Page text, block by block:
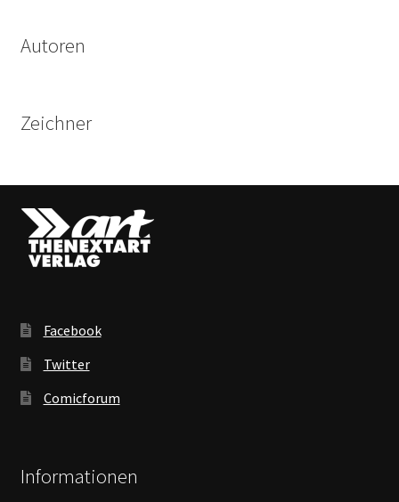
Autoren
Zeichner
Facebook
Twitter
Comicforum
Informationen